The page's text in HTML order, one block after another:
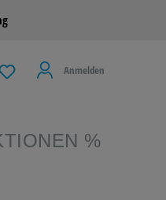
Anmelden
%